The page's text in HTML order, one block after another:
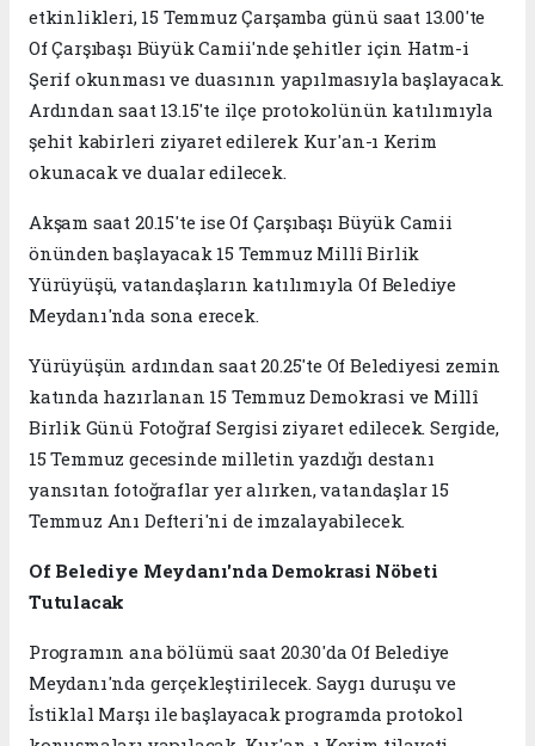
etkinlikleri, 15 Temmuz Çarşamba günü saat 13.00'te
Of Çarşıbaşı Büyük Camii'nde şehitler için Hatm-i
Şerif okunması ve duasının yapılmasıyla başlayacak.
Ardından saat 13.15'te ilçe protokolünün katılımıyla
şehit kabirleri ziyaret edilerek Kur'an-ı Kerim
okunacak ve dualar edilecek.
Akşam saat 20.15'te ise Of Çarşıbaşı Büyük Camii
önünden başlayacak 15 Temmuz Millî Birlik
Yürüyüşü, vatandaşların katılımıyla Of Belediye
Meydanı'nda sona erecek.
Yürüyüşün ardından saat 20.25'te Of Belediyesi zemin
katında hazırlanan 15 Temmuz Demokrasi ve Millî
Birlik Günü Fotoğraf Sergisi ziyaret edilecek. Sergide,
15 Temmuz gecesinde milletin yazdığı destanı
yansıtan fotoğraflar yer alırken, vatandaşlar 15
Temmuz Anı Defteri'ni de imzalayabilecek.
Of Belediye Meydanı'nda Demokrasi Nöbeti
Tutulacak
Programın ana bölümü saat 20.30'da Of Belediye
Meydanı'nda gerçekleştirilecek. Saygı duruşu ve
İstiklal Marşı ile başlayacak programda protokol